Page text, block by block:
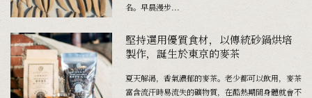
名。早晨漫步...
堅持選用優質食材，以傳統砂鍋烘培
製作，誕生於東京的麥茶
夏天解渴，香氣濃郁的麥茶。老少都可以飲用，麥茶
富含流汗時易流失的礦物質，在酷熱期間身體就會不